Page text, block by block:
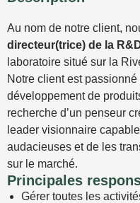
Au nom de notre client,
directeur(trice) de la
laboratoire situé sur la
Notre client est
développement de
recherche d’un penseur
leader visionnaire
audacieuses et de les
sur le marché.
Principales
Gérer toutes les